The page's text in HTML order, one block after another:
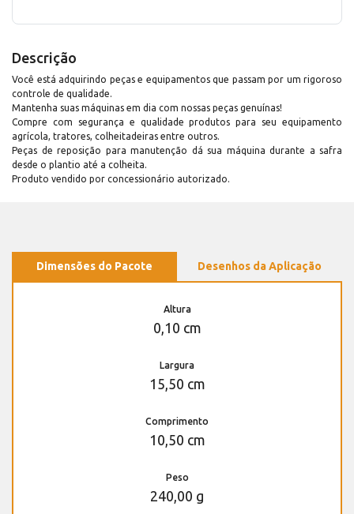
Descrição
Você está adquirindo peças e equipamentos que passam por um rigoroso
controle de qualidade.
Mantenha suas máquinas em dia com nossas peças genuínas!
Compre com segurança e qualidade produtos para seu equipamento
agrícola, tratores, colheitadeiras entre outros.
Peças de reposição para manutenção dá sua máquina durante a safra
desde o plantio até a colheita.
Produto vendido por concessionário autorizado.
Dimensões do Pacote Desenhos da Aplicação
Altura
0,10 cm
Largura
15,50 cm
Comprimento
10,50 cm
Peso
240,00 g